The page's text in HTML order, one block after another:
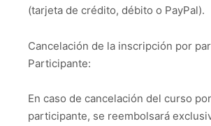
(tarjeta de crédito, débito o PayPal).
Cancelación de la inscripción por
Participante:
En caso de cancelación del curso
participante, se reembolsará